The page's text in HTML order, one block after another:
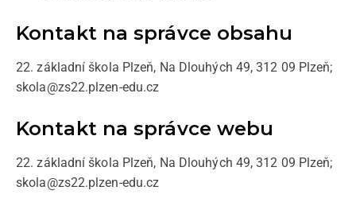
Kontakt na správce obsahu
22. základní škola Plzeň, Na Dlouhých 49, 312 09 Plzeň;
skola@zs22.plzen-edu.cz
Kontakt na správce webu
22. základní škola Plzeň, Na Dlouhých 49, 312 09 Plzeň;
skola@zs22.plzen-edu.cz